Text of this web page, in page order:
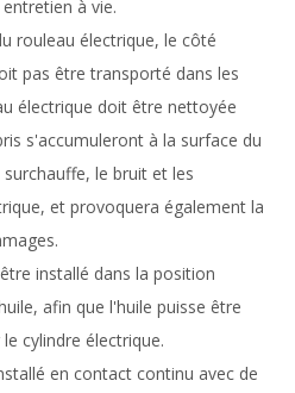
à vie.
rouleau électrique, le côté
pas être transporté dans les
électrique doit être nettoyée
s'accumuleront à la surface du
le bruit et les
et provoquera également la
installé dans la position
afin que l'huile puisse être
cylindre électrique.
en contact continu avec de